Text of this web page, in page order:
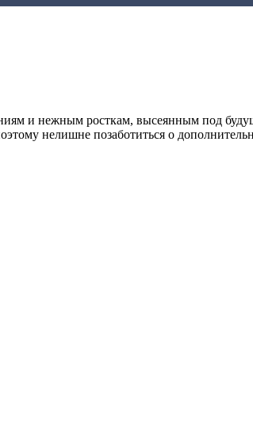
и нежным росткам, высеянным под
нелишне позаботиться о